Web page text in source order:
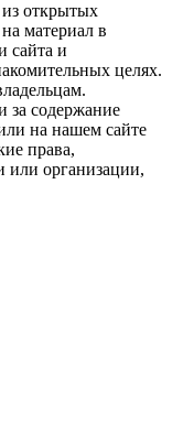
открытых
материал в
сайта и
целях.
за содержание
на нашем сайте
права,
организации,